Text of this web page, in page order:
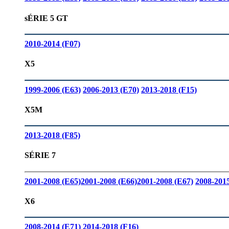
sÉRIE 5 GT
2010-2014 (F07)
X5
1999-2006 (E63) 2006-2013 (E70) 2013-2018 (F15)
X5M
2013-2018 (F85)
SÉRIE 7
2001-2008 (E65)2001-2008 (E66)2001-2008 (E67) 2008-
X6
2008-2014 (E71) 2014-2018 (F16)